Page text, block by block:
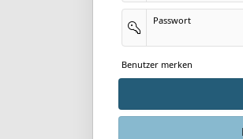
Passwort
Benutzer merken